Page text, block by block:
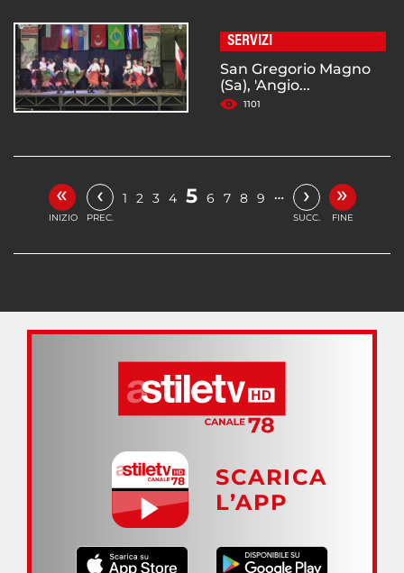
SERVIZI
San Gregorio Magno
(Sa), 'Angio...
1101
«
INIZIO
‹
PREC.
1 2 3 4 5 6 7 8 9 … ›
SUCC.
»
FINE
SCARICA
L’APP